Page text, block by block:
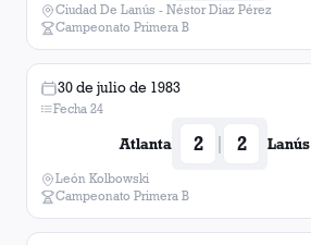
Ciudad De Lanús - Néstor Diaz Pérez
Campeonato Primera B
30 de julio de 1983
Fecha 24
Atlanta 2 | 2 Lanús
León Kolbowski
Campeonato Primera B